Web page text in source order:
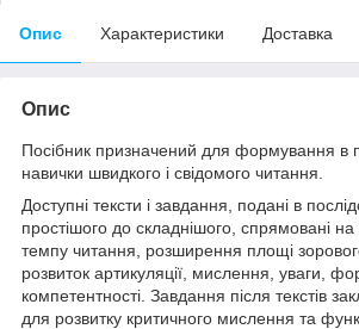
Опис Характеристики Доставка
Опис
Посібник призначений для формування в
навички швидкого і свідомого читання.
Доступні тексти і завдання, подані в
простішого до складнішого, спрямовані
темпу читання, розширення площі
розвиток артикуляції, мислення, уваги,
компетентності. Завдання після текстів
для розвитку критичного мислення та